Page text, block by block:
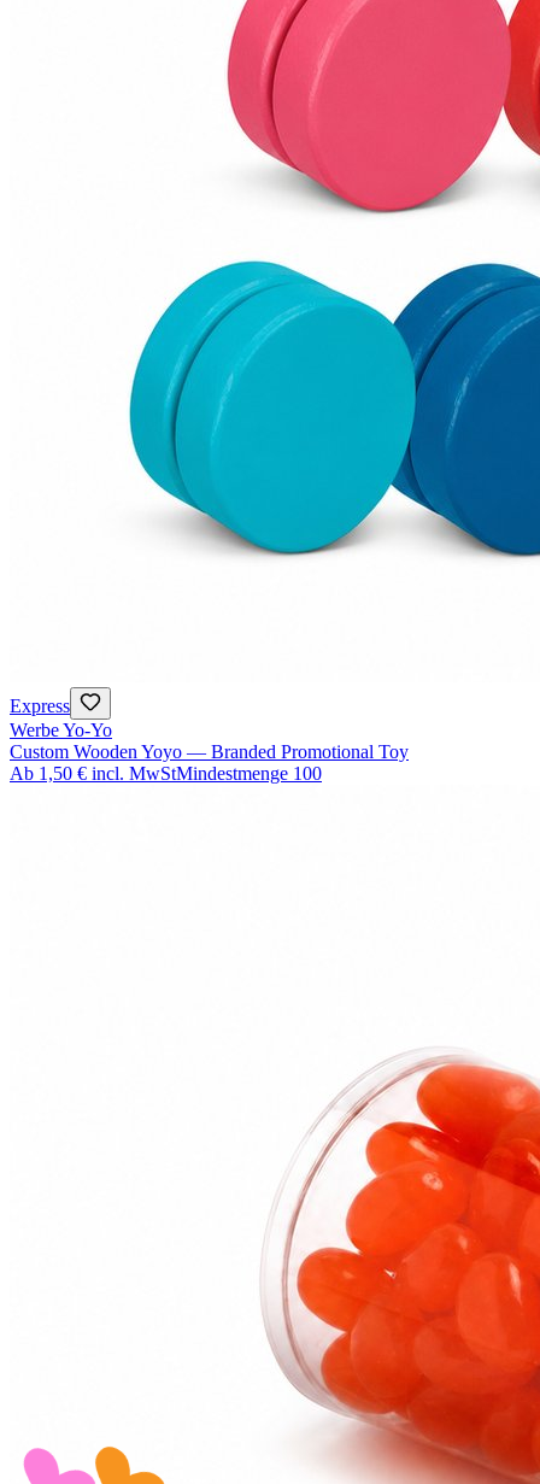
Express
Werbe Yo-Yo
Custom Wooden Yoyo — Branded Promotional Toy
Ab 1,50 € incl. MwStMindestmenge 100